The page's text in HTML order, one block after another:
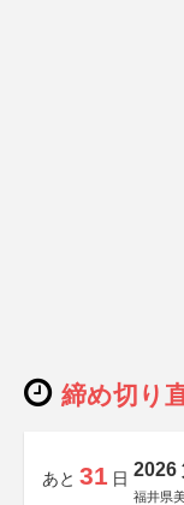
締め切り
あと 31 日 2026
福井県